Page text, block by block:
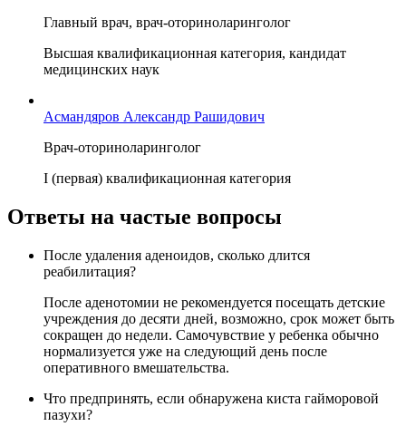
Главный врач, врач-оториноларинголог
Высшая квалификационная категория, кандидат
медицинских наук
Асмандяров Александр Рашидович
Врач-оториноларинголог
I (первая) квалификационная категория
Ответы на частые вопросы
После удаления аденоидов, сколько длится
реабилитация?
После аденотомии не рекомендуется посещать детские
учреждения до десяти дней, возможно, срок может быть
сокращен до недели. Самочувствие у ребенка обычно
нормализуется уже на следующий день после
оперативного вмешательства.
Что предпринять, если обнаружена киста гайморовой
пазухи?